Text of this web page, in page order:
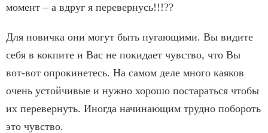
момент – а вдруг я перевернусь!!!??
Для новичка они могут быть пугающими. Вы видите
себя в кокпите и Вас не покидает чувство, что Вы
вот-вот опрокинетесь. На самом деле много каяков
очень устойчивые и нужно хорошо постараться чтобы
их перевернуть. Иногда начинающим трудно побороть
это чувство.